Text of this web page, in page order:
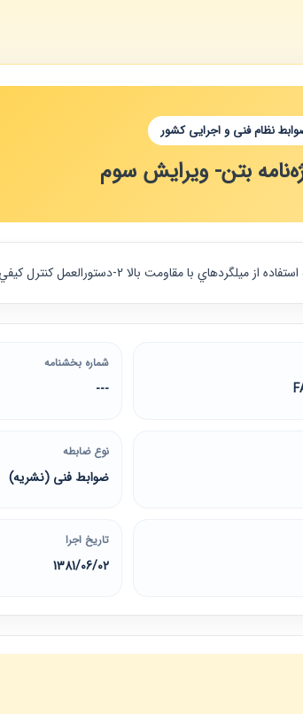
نظام فنی و اجرایی کشور
بتن- ویرایش سوم
شماره بخشنامه
---
نوع ضابطه
ضوابط فنی (نشریه)
تاریخ اجرا
1381/06/02